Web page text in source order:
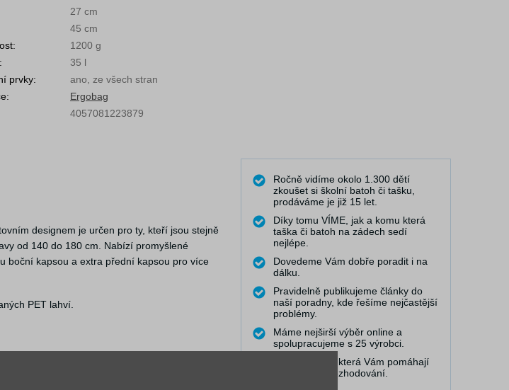
27 cm
45 cm
1200 g
35 l
prvky:
ano, ze všech stran
Ergobag
4057081223879
designem je určen pro ty, kteří jsou stejně
od 140 do 180 cm. Nabízí promyšlené
boční kapsou a extra přední kapsou pro více
PET lahví.
Ročně vidíme okolo 1.300 dětí
zkoušet si školní batoh či tašku,
prodáváme je již 15 let.
Díky tomu VÍME, jak a komu která
taška či batoh na zádech sedí
nejlépe.
Dovedeme Vám dobře poradit i na
dálku.
Pravidelně publikujeme články do
naší poradny, kde řešíme nejčastější
problémy.
Máme nejširší výběr online a
spolupracujeme s 25 výrobci.
Točíme videa, která Vám pomáhají
při výběru a rozhodování.